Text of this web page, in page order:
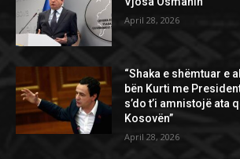
April 28, 2026
“Shaka e shëmtuar e
bën Kurti me
s’do t’i amnistojë ata
Kosovën”
April 28, 2026